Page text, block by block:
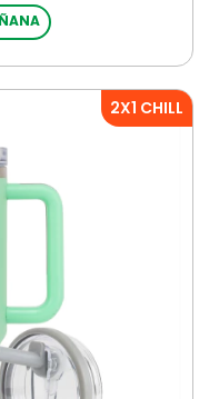
2X1 CHILL